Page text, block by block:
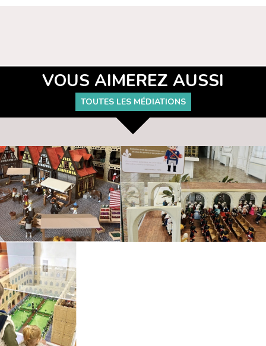
VOUS AIMEREZ AUSSI
TOUTES LES MÉDIATIONS